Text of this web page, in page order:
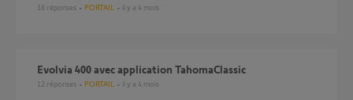
16 réponses PORTAIL il y a 4 mois
Evolvia 400 avec application TahomaClassic
12 réponses PORTAIL il y a 4 mois